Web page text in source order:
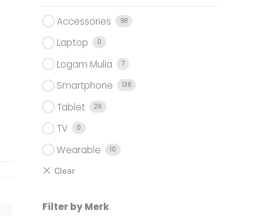
Accessories 98
Laptop 0
Logam Mulia 7
Smartphone 136
Tablet 26
TV 0
Wearable 10
Filter by Merk